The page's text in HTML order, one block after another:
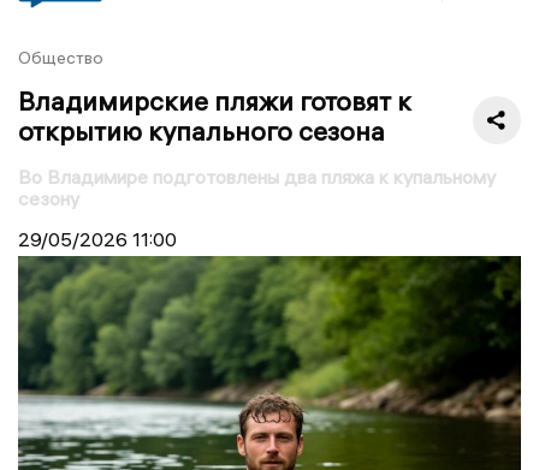
Общество
Владимирские пляжи готовят к
открытию купального сезона
Во Владимире подготовлены два пляжа к купальному
сезону
29/05/2026 11:00